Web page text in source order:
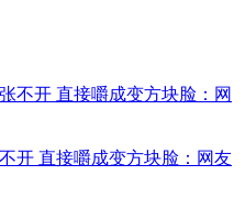
开 直接嚼成变方块脸：网友